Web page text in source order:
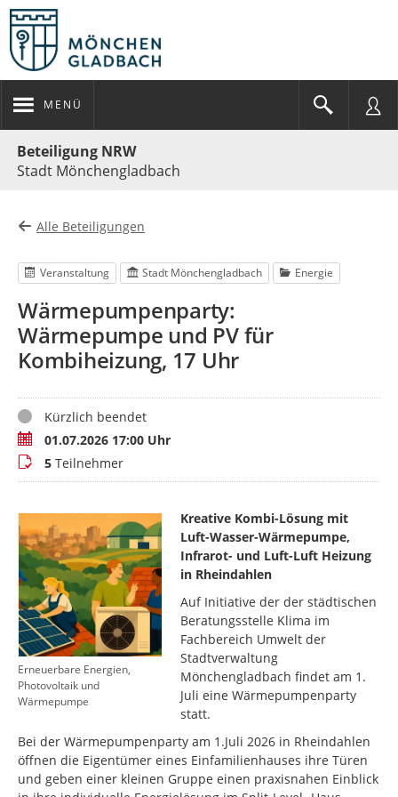
MENÜ
Beteiligung NRW
Stadt Mönchengladbach
Alle Beteiligungen
Veranstaltung Stadt Mönchengladbach Energie
Wärmepumpenparty:
Wärmepumpe und PV für
Kombiheizung, 17 Uhr
StatusKürzlich beendet
Termin01.07.2026 17:00 Uhr
Teilnehmer
5 Teilnehmer
Erneuerbare Energien,
Photovoltaik und
Wärmepumpe
Kreative Kombi-Lösung mit
Luft-Wasser-Wärmepumpe,
Infrarot- und Luft-Luft Heizung
in Rheindahlen
Auf Initiative der der städtischen
Beratungsstelle Klima im
Fachbereich Umwelt der
Stadtverwaltung
Mönchengladbach findet am 1.
Juli eine Wärmepumpenparty
statt.
Bei der Wärmepumpenparty am 1.Juli 2026 in Rheindahlen
öffnen die Eigentümer eines Einfamilienhauses ihre Türen
und geben einer kleinen Gruppe einen praxisnahen Einblick